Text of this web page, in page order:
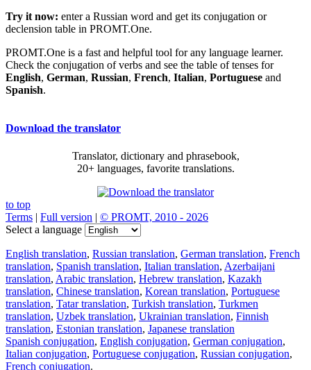
Try it now: enter a Russian word and get its conjugation or
declension table in PROMT.One.
PROMT.One is a fast and helpful tool for any language learner.
Check the conjugation of verbs and see the table of tenses for
English, German, Russian, French, Italian, Portuguese and
Spanish.
Download the translator
Translator, dictionary and phrasebook,
20+ languages, favorite translations.
to top
Terms | Full version | © PROMT, 2010 - 2026
Select a language
English translation, Russian translation, German translation, French
translation, Spanish translation, Italian translation, Azerbaijani
translation, Arabic translation, Hebrew translation, Kazakh
translation, Chinese translation, Korean translation, Portuguese
translation, Tatar translation, Turkish translation, Turkmen
translation, Uzbek translation, Ukrainian translation, Finnish
translation, Estonian translation, Japanese translation
Spanish conjugation, English conjugation, German conjugation,
Italian conjugation, Portuguese conjugation, Russian conjugation,
French conjugation.